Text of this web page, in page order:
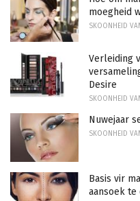
moegheid
SKOONHEID
Verleiding
Desire
SKOONHEID
Nuwejaar
SKOONHEID
Basis vir
aansoek te